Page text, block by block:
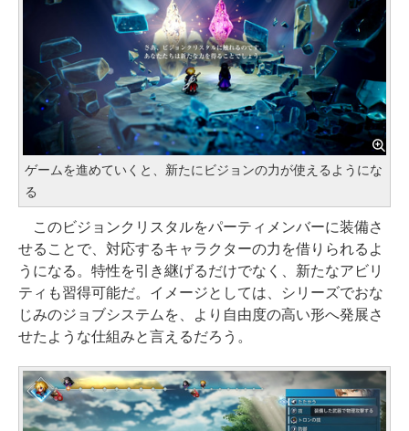
ゲームを進めていくと、新たにビジョンの力が使えるようにな
る
このビジョンクリスタルをパーティメンバーに装備さ
せることで、対応するキャラクターの力を借りられるよ
うになる。特性を引き継げるだけでなく、新たなアビリ
ティも習得可能だ。イメージとしては、シリーズでおな
じみのジョブシステムを、より自由度の高い形へ発展さ
せたような仕組みと言えるだろう。